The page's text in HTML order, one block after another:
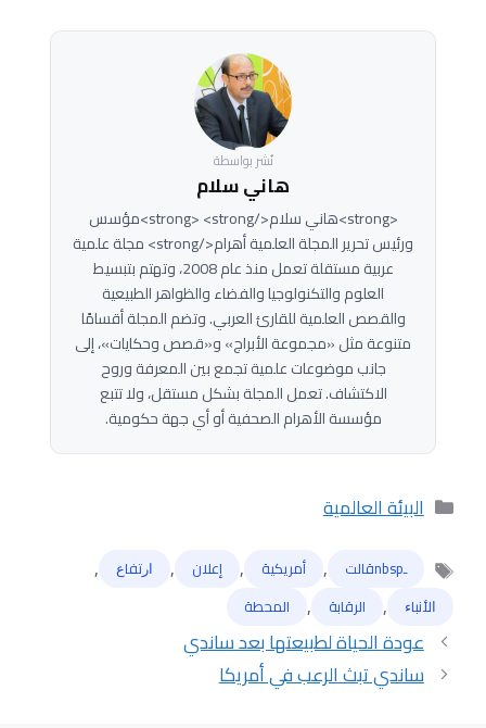
نُشر بواسطة
هاني سلام
<strong>هاني سلام</strong> <strong>مؤسس
ورئيس تحرير المجلة العلمية أهرام</strong> مجلة علمية
عربية مستقلة تعمل منذ عام 2008، وتهتم بتبسيط
العلوم والتكنولوجيا والفضاء والظواهر الطبيعية
والقصص العلمية للقارئ العربي. وتضم المجلة أقسامًا
متنوعة مثل «مجموعة الأبراج» و«قصص وحكايات»، إلى
جانب موضوعات علمية تجمع بين المعرفة وروح
الاكتشاف. تعمل المجلة بشكل مستقل، ولا تتبع
مؤسسة الأهرام الصحفية أو أي جهة حكومية.
التصنيفات
البيئة العالمية
الوسوم
ـnbspقالت , أمريكية , إعلان , ﺍﺭﺗﻔﺎﻉ ,
ﺍﻷﻧﺒﺎﺀ , الرقابة , المحطة
عودة الحياة لطبيعتها بعد ساندي
ساندي تبث الرعب في أمريكا